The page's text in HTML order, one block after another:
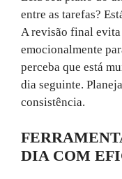
entre as tarefas?
A revisão final evita
emocionalmente
perceba que está
dia seguinte.
consistência.
DIA COM